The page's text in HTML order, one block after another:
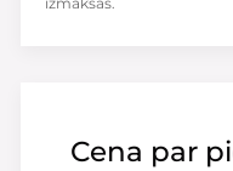
Cena par